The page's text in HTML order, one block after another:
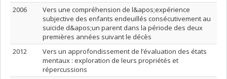
2006
Vers une compréhension de l&apos;expérience
subjective des enfants endeuillés consécutivement au
suicide d&apos;un parent dans la période des deux
premières années suivant le décès
2012
Vers un approfondissement de l’évaluation des états
mentaux : exploration de leurs propriétés et
répercussions